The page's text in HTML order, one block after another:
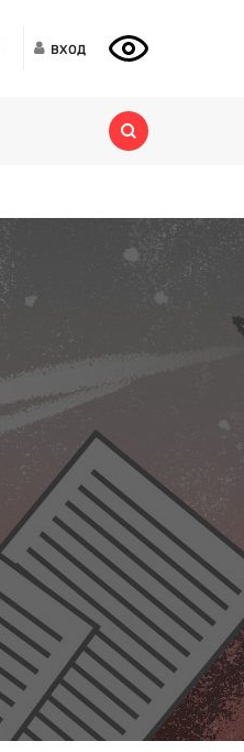
ВХОД